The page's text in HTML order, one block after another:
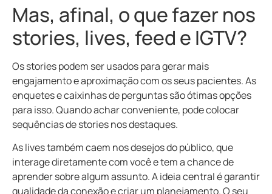
Mas, afinal, o que fazer nos
stories, lives, feed e IGTV?
Os stories podem ser usados para gerar mais
engajamento e aproximação com os seus pacientes. As
enquetes e caixinhas de perguntas são ótimas opções
para isso. Quando achar conveniente, pode colocar
sequências de stories nos destaques.
As lives também caem nos desejos do público, que
interage diretamente com você e tem a chance de
aprender sobre algum assunto. A ideia central é garantir
qualidade da conexão e criar um planejamento. O seu